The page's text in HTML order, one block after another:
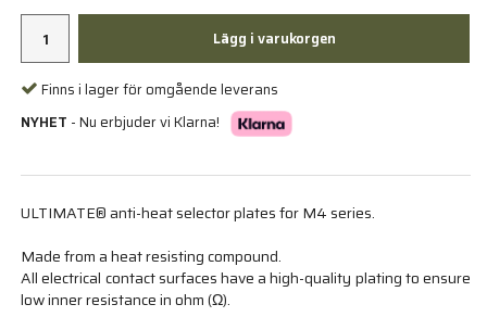
Lägg i varukorgen
Finns i lager för omgående leverans
NYHET - Nu erbjuder vi Klarna!
ULTIMATE® anti-heat selector plates for M4 series.
Made from a heat resisting compound.
All electrical contact surfaces have a high-quality plating to ensure
low inner resistance in ohm (Ω).